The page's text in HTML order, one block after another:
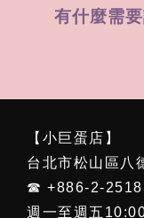
有什麼需
【小巨蛋店】
台北市松山區八
☎ +886-2-
週一至週五